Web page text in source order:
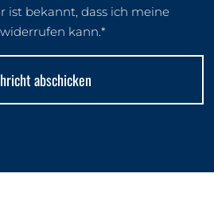
ist bekannt, dass ich meine
kann.*
abschicken